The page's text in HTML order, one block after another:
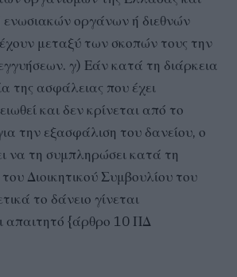
ενωσιακών οργάνων ή διεθνών
μεταξύ των σκοπών τους την
γ) Εάν κατά τη διάρκεια
της ασφάλειας που έχει
και δεν κρίνεται από το
την εξασφάλιση του δανείου, ο
να τη συμπληρώσει κατά τη
Διοικητικού Συμβουλίου του
το δάνειο γίνεται
απαιτητό {άρθρο 10 ΠΔ